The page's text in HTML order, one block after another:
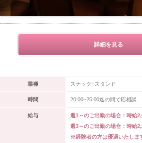
詳細を見る
業種 スナック･スタンド
時間 20:00~25:00迄の間で応相談
給与
週1～のご出勤の場合：時給
週3～のご出勤の場合：時給
※経験者の方は優遇いたしま